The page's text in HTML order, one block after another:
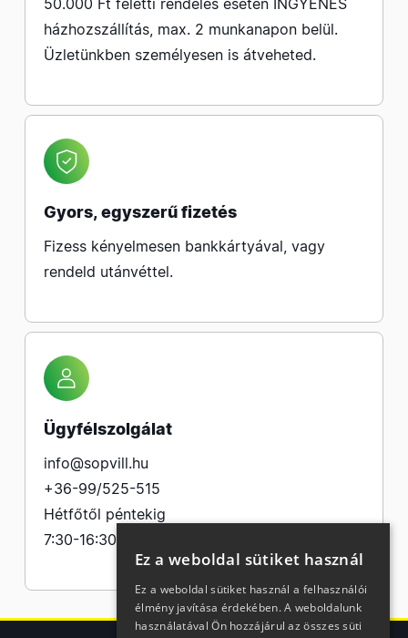
50.000 Ft feletti rendelés esetén INGYENES
házhozszállítás, max. 2 munkanapon belül.
Üzletünkben személyesen is átveheted.
Gyors, egyszerű fizetés
Fizess kényelmesen bankkártyával, vagy
rendeld utánvéttel.
Ügyfélszolgálat
info@sopvill.hu
+36-99/525-515
Hétfőtől péntekig
7:30-16:30
Ez a weboldal sütiket használ
Ez a weboldal sütiket használ a felhasználói
élmény javítása érdekében. A weboldalunk
használatával Ön hozzájárul az összes süti